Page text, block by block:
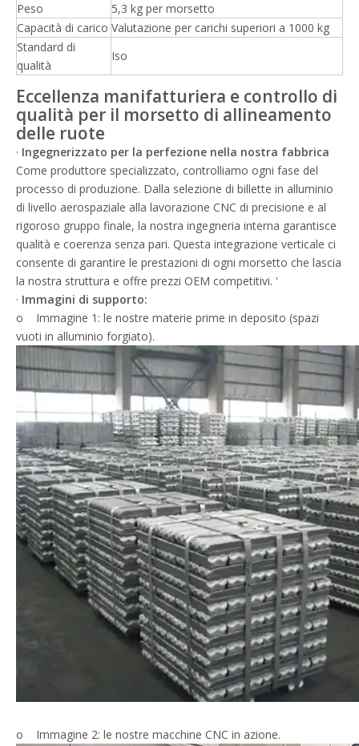
Peso
5,3 kg per morsetto
Capacità di carico Valutazione per carichi superiori a 1000 kg
Standard di
qualità
Iso
Eccellenza manifatturiera e controllo di
qualità per il morsetto di allineamento
delle ruote
· Ingegnerizzato per la perfezione nella nostra fabbrica
Come produttore specializzato, controlliamo ogni fase del
processo di produzione. Dalla selezione di billette in alluminio
di livello aerospaziale alla lavorazione CNC di precisione e al
rigoroso gruppo finale, la nostra ingegneria interna garantisce
qualità e coerenza senza pari. Questa integrazione verticale ci
consente di garantire le prestazioni di ogni morsetto che lascia
la nostra struttura e offre prezzi OEM competitivi. '
· Immagini di supporto:
o Immagine 1: le nostre materie prime in deposito (spazi
vuoti in alluminio forgiato).
o Immagine 2: le nostre macchine CNC in azione.